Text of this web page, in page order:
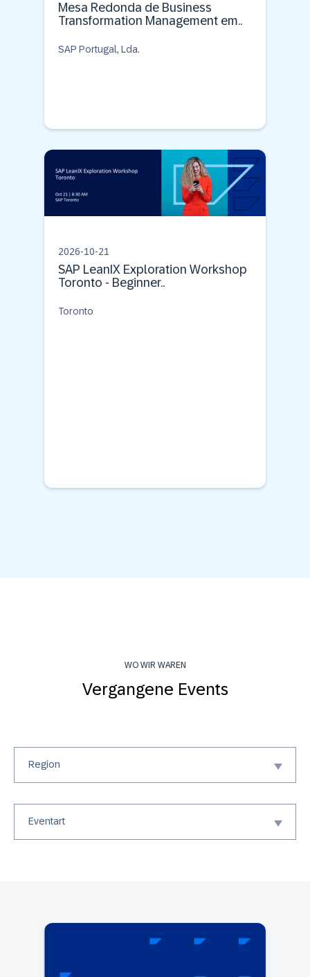
Mesa Redonda de Business
Transformation Management em..
SAP Portugal, Lda.
2026-10-21
SAP LeanIX Exploration Workshop
Toronto - Beginner..
Toronto
WO WIR WAREN
Vergangene Events